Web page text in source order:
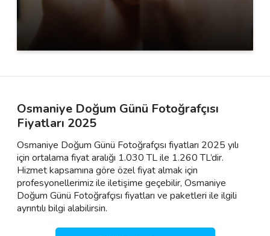
Osmaniye Doğum Günü Fotoğrafçısı
Fiyatları 2025
Osmaniye Doğum Günü Fotoğrafçısı fiyatları 2025 yılı
için ortalama fiyat aralığı 1.030 TL ile 1.260 TL’dir.
Hizmet kapsamına göre özel fiyat almak için
profesyonellerimiz ile iletişime geçebilir, Osmaniye
Doğum Günü Fotoğrafçısı fiyatları ve paketleri ile ilgili
ayrıntılı bilgi alabilirsin.